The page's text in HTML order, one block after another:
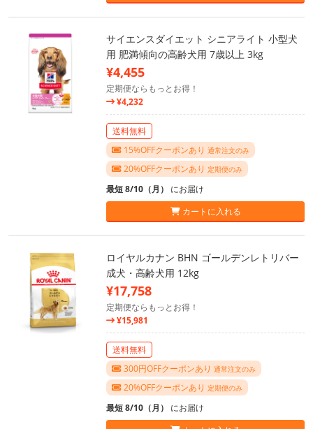
サイエンスダイエット シニアライト 小型犬
用 肥満傾向の高齢犬用 7歳以上 3kg
¥4,455
定期便ならもっとお得！
¥4,232
送料無料
15%OFFクーポンあり 通常注文のみ
20%OFFクーポンあり 定期便のみ
最短 8/10（月） にお届け
カートに入れる
ロイヤルカナン BHN ゴールデンレトリバー
成犬・高齢犬用 12kg
¥17,758
定期便ならもっとお得！
¥15,981
送料無料
300円OFFクーポンあり 通常注文のみ
20%OFFクーポンあり 定期便のみ
最短 8/10（月） にお届け